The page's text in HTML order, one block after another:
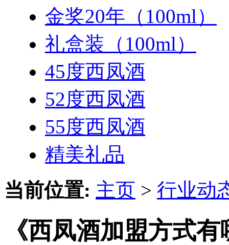
金奖20年（100ml）
礼盒装（100ml）
45度西凤酒
52度西凤酒
55度西凤酒
精美礼品
当前位置: 主页 > 行业动
《西凤酒加盟方式